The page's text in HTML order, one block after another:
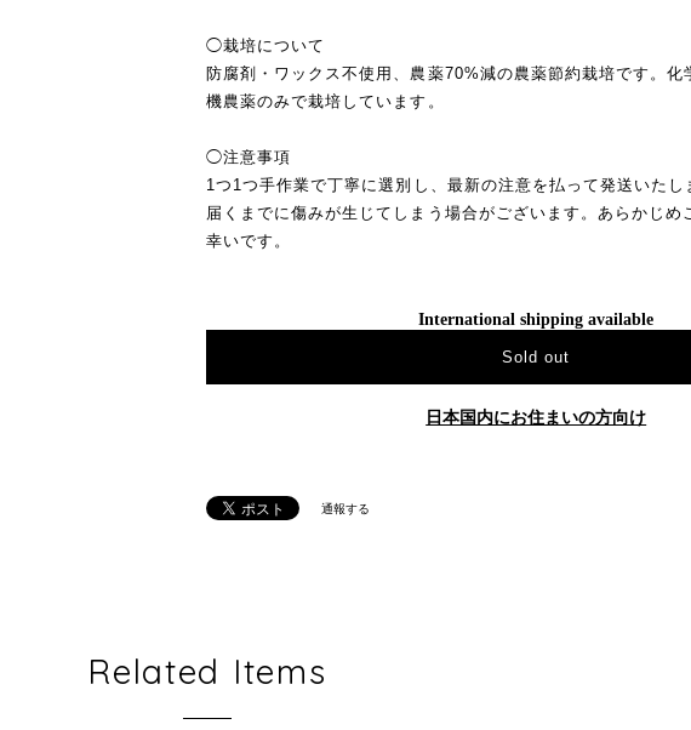
◯栽培について
防腐剤・ワックス不使用、農薬70%減の農薬節約栽培です。化
機農薬のみで栽培しています。
◯注意事項
1つ1つ手作業で丁寧に選別し、最新の注意を払って発送いた
届くまでに傷みが生じてしまう場合がございます。あらかじめ
幸いです。
International shipping available
Sold out
日本国内にお住まいの方向け
通報する
Related Items